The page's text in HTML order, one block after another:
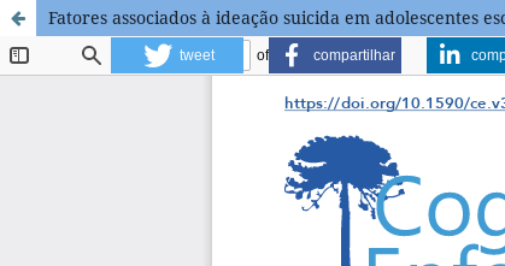
Fatores associados à ideação suicida em adolescentes
tweet compartilhar